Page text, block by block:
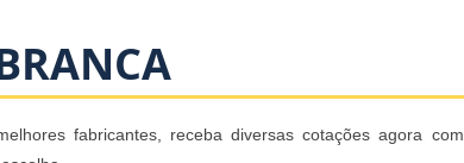
fabricantes, receba diversas cotações agora com